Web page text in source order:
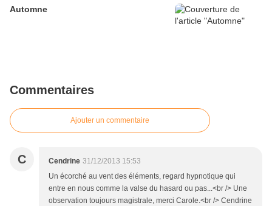
Automne
Commentaires
Ajouter un commentaire
C Cendrine 31/12/2013 15:53
Un écorché au vent des éléments, regard hypnotique qui
entre en nous comme la valse du hasard ou pas...<br /> Une
observation toujours magistrale, merci Carole.<br /> Cendrine